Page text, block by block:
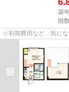
築
階
☆初期費用など、気に